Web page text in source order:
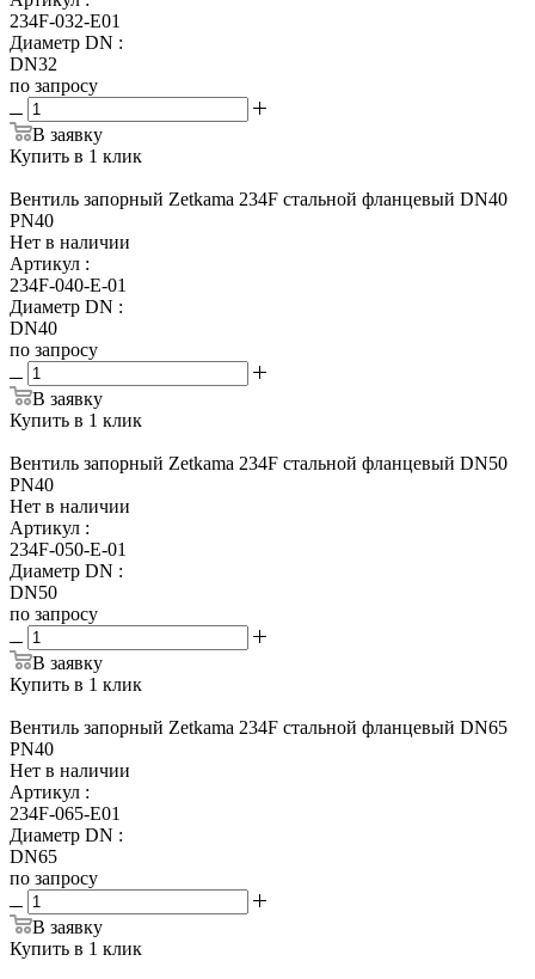
234F-032-E01
Диаметр DN :
DN32
по запросу
В заявку
Купить в 1 клик
Вентиль запорный Zetkama 234F стальной фланцевый DN40
PN40
Нет в наличии
Артикул :
234F-040-E-01
Диаметр DN :
DN40
по запросу
В заявку
Купить в 1 клик
Вентиль запорный Zetkama 234F стальной фланцевый DN50
PN40
Нет в наличии
Артикул :
234F-050-E-01
Диаметр DN :
DN50
по запросу
В заявку
Купить в 1 клик
Вентиль запорный Zetkama 234F стальной фланцевый DN65
PN40
Нет в наличии
Артикул :
234F-065-E01
Диаметр DN :
DN65
по запросу
В заявку
Купить в 1 клик